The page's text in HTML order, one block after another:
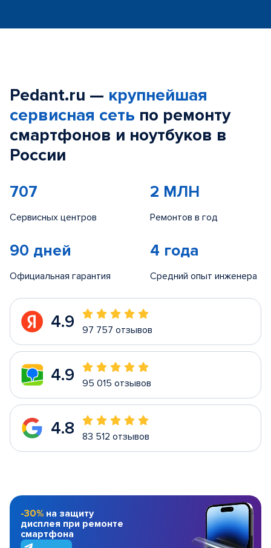
Pedant.ru — крупнейшая
сервисная сеть по ремонту
смартфонов и ноутбуков в
России
707
Сервисных центров
2 МЛН
Ремонтов в год
90 дней
Официальная гарантия
4 года
Средний опыт инженера
4.9 97 757 отзывов
4.9 95 015 отзывов
4.8 83 512 отзывов
-30% на защиту
дисплея при ремонте
смартфона